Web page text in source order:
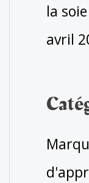
la
avril